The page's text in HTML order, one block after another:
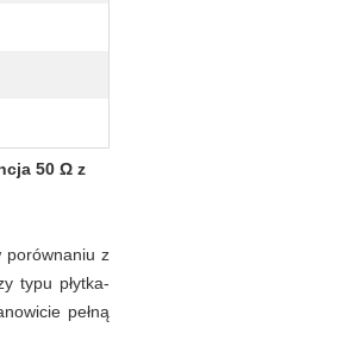
50 Ω z
porównaniu z
typu płytka-
pełną